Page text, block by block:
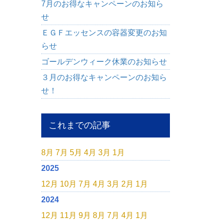
7月のお得なキャンペーンのお知ら
せ
ＥＧＦエッセンスの容器変更のお知
らせ
ゴールデンウィーク休業のお知らせ
３月のお得なキャンペーンのお知ら
せ！
これまでの記事
8月 7月 5月 4月 3月 1月
2025
12月 10月 7月 4月 3月 2月 1月
2024
12月 11月 9月 8月 7月 4月 1月